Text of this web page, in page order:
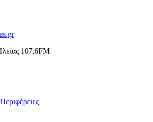
107,6FM